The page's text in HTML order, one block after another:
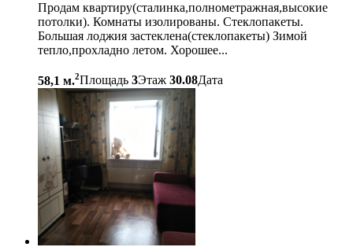
Продам квартиру(сталинка,полнометражная,высокие
потолки). Комнаты изолированы. Стеклопакеты.
Большая лоджия застеклена(стеклопакеты) Зимой
тепло,прохладно летом. Хорошее...
58,1 м.2Площадь 3Этаж 30.08Дата